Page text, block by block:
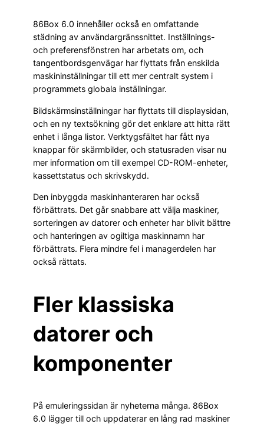
86Box 6.0 innehåller också en omfattande
städning av användargränssnittet. Inställnings-
och preferensfönstren har arbetats om, och
tangentbordsgenvägar har flyttats från enskilda
maskininställningar till ett mer centralt system i
programmets globala inställningar.
Bildskärmsinställningar har flyttats till displaysidan,
och en ny textsökning gör det enklare att hitta rätt
enhet i långa listor. Verktygsfältet har fått nya
knappar för skärmbilder, och statusraden visar nu
mer information om till exempel CD-ROM-enheter,
kassettstatus och skrivskydd.
Den inbyggda maskinhanteraren har också
förbättrats. Det går snabbare att välja maskiner,
sorteringen av datorer och enheter har blivit bättre
och hanteringen av ogiltiga maskinnamn har
förbättrats. Flera mindre fel i managerdelen har
också rättats.
Fler klassiska
datorer och
komponenter
På emuleringssidan är nyheterna många. 86Box
6.0 lägger till och uppdaterar en lång rad maskiner